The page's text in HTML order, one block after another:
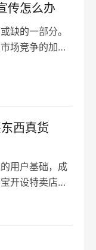
传怎么办
缺的一部分。
场竞争的加
西真货
用户基础，成
开设特卖店铺